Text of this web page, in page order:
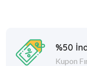
%50
Kupon